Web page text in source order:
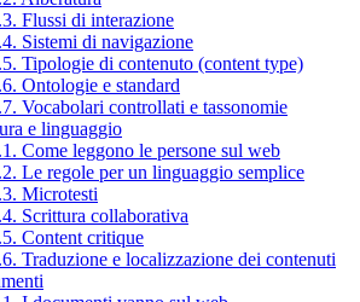
Flussi di interazione
Sistemi di navigazione
Tipologie di contenuto (content type)
Ontologie e standard
Vocabolari controllati e tassonomie
e linguaggio
Come leggono le persone sul web
Le regole per un linguaggio semplice
Microtesti
Scrittura collaborativa
Content critique
Traduzione e localizzazione dei contenuti